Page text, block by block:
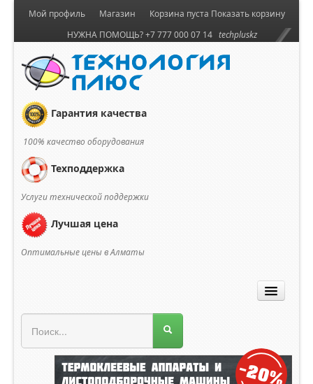
Корзина пуста Показать корзину
Мой профиль
Магазин
НУЖНА ПОМОЩЬ? +7 777 000 07 14 techpluskz
Гарантия качества
100% качество оборудования
Техподдержка
Услуги технической поддержки
Лучшая цена
Оптимальные цены в Алматы